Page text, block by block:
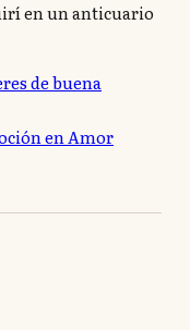
en un anticuario
de buena
en Amor